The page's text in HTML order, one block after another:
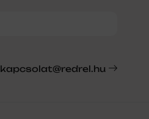
kapcsolat@redrel.hu